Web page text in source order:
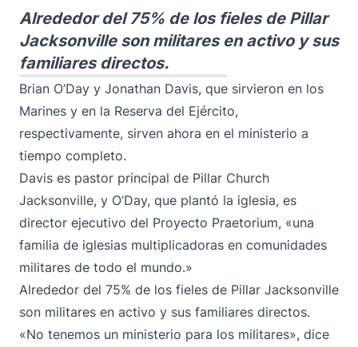
Alrededor del 75% de los fieles de Pillar
Jacksonville son militares en activo y sus
familiares directos.
Brian O’Day y Jonathan Davis, que sirvieron en los
Marines y en la Reserva del Ejército,
respectivamente, sirven ahora en el ministerio a
tiempo completo.
Davis es pastor principal de Pillar Church
Jacksonville, y O’Day, que plantó la iglesia, es
director ejecutivo del Proyecto Praetorium, «una
familia de iglesias multiplicadoras en comunidades
militares de todo el mundo.»
Alrededor del 75% de los fieles de Pillar Jacksonville
son militares en activo y sus familiares directos.
«No tenemos un ministerio para los militares», dice